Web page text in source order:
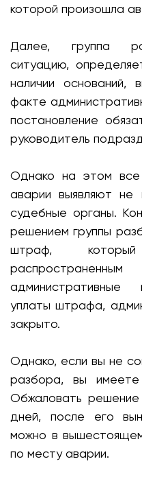
которой произошла
Далее, группа
ситуацию,
наличии оснований,
факте
постановление
руководитель
Однако на этом все
аварии выявляют
судебные органы.
решением группы
штраф,
административные
уплаты штрафа,
закрыто.
Однако, если вы не
разбора, вы
Обжаловать
дней, после его
можно в
по месту аварии.